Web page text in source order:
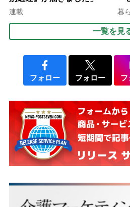
連載
さ
暮
一覧を見
フォロー フォロー フ